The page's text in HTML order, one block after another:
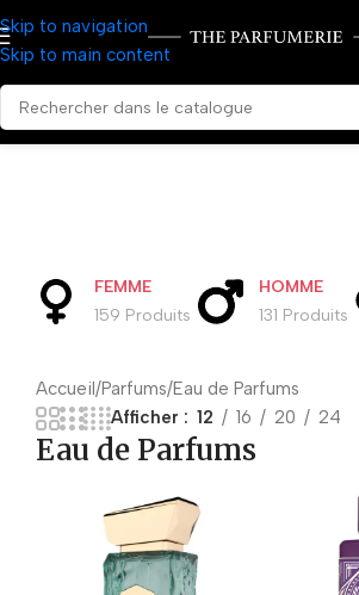
Skip to navigation
Skip to main content
FEMME
159 Produits
HOMME
131 Produits
Accueil Parfums Eau de Parfums
Afficher
12 16 20 24
Eau de Parfums